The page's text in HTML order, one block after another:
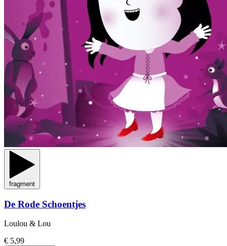
fragment
De Rode Schoentjes
Loulou & Lou
€ 5,99